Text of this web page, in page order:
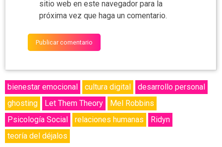
sitio web en este navegador para la
próxima vez que haga un comentario.
bienestar emocional cultura digital
desarrollo personal
ghosting
Let Them Theory
Mel Robbins
Psicología Social
relaciones humanas
Ridyn
teoría del déjalos